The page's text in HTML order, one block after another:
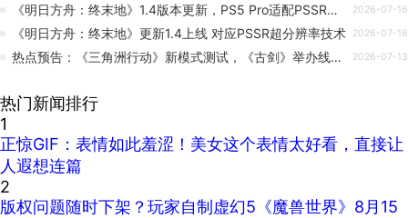
《明日方舟：终末地》1.4版本更新，PS5 Pro适配PSSR超分辨率画质 2026-07-16
《明日方舟：终末地》更新1.4上线 对应PSSR超分辨率技术 2026-07-16
热点预告：《三角洲行动》新模式测试，《古剑》举办线下试玩 2026-07-13
热门新闻排行
1
正惊GIF：表情如此羞涩！美女这个表情太好看，直接让
人遐想连篇
2
版权问题随时下架？玩家自制虚幻5《魔兽世界》8月15